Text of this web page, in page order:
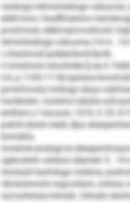
visokogo tehnicheskogo
elektronov i koeffitsientov
prochnosti, elektroprovodnosti i
tehnicheskogo vakuuma (10-
v chastnosti poliakrilonitrilynih.
V izvestnom istochnike [Lea S.
V.6, p.1105-1114] opisana
poverhnosty tonkogo sloya
travleniem. Izvestno takzhe
emitters // Vacuum, 1975, V. 25,
pokriti sloem medi, dlya
kontakta.
Izvestnie analogi ne
uglerodnih volokon (diametr 5...10
montazh kazhdogo volokna,
vibratsionnim nagruzkam, ocheny
razrusheniya katoda. Odnako